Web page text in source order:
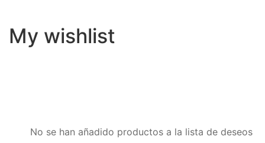
My wishlist
No se han añadido productos a la lista de deseos